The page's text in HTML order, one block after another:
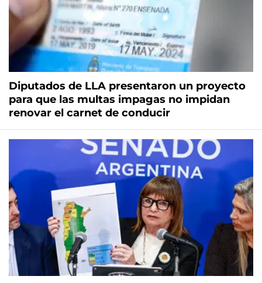
Diputados de LLA presentaron un proyecto
para que las multas impagas no impidan
renovar el carnet de conducir